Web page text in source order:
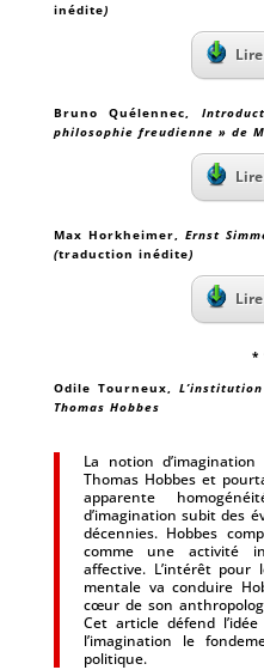
inédite)
Bruno Quélennec,
philosophie freudienne » de
Max Horkheimer, Ernst
(traduction inédite)
*
Odile Tourneux,
Thomas Hobbes
La notion
Thomas Hobbes et
apparente
d’imagination subit des
décennies. Hobbes
comme une activité
affective. L’intérêt
mentale va conduire
cœur de son
Cet article défend
l’imagination le
politique.